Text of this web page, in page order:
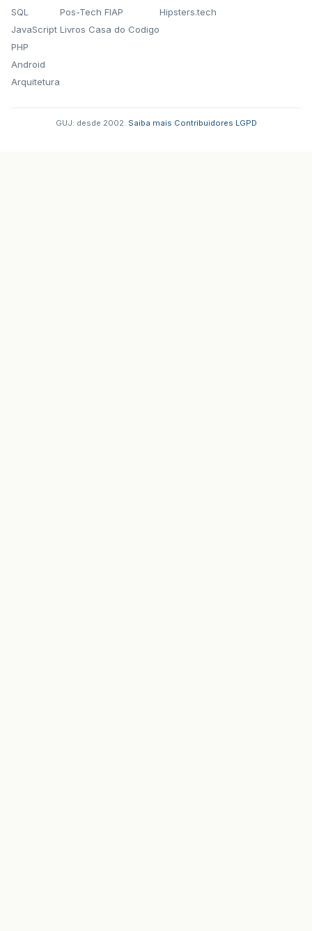
SQL
JavaScript
PHP
Android
Arquitetura
Pos-Tech FIAP
Livros Casa do Codigo
Hipsters.tech
GUJ: desde 2002. Saiba mais Contribuidores LGPD